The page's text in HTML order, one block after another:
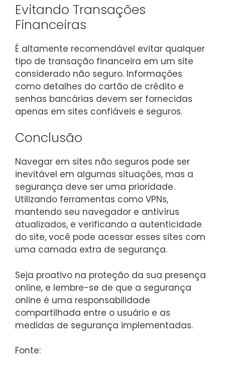
Evitando Transações
Financeiras
É altamente recomendável evitar qualquer
tipo de transação financeira em um site
considerado não seguro. Informações
como detalhes do cartão de crédito e
senhas bancárias devem ser fornecidas
apenas em sites confiáveis e seguros.
Conclusão
Navegar em sites não seguros pode ser
inevitável em algumas situações, mas a
segurança deve ser uma prioridade.
Utilizando ferramentas como VPNs,
mantendo seu navegador e antivírus
atualizados, e verificando a autenticidade
do site, você pode acessar esses sites com
uma camada extra de segurança.
Seja proativo na proteção da sua presença
online, e lembre-se de que a segurança
online é uma responsabilidade
compartilhada entre o usuário e as
medidas de segurança implementadas.
Fonte: